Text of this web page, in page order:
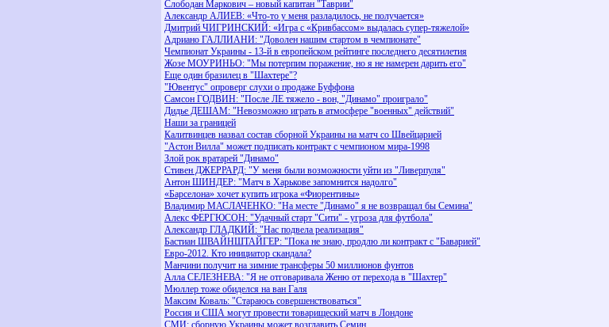
Слободан Маркович – новый капитан "Таврии"
Александр АЛИЕВ: «Что-то у меня разладилось, не получается»
Дмитрий ЧИГРИНСКИЙ: «Игра с «Кривбассом» выдалась супер-тяжелой»
Адриано ГАЛЛИАНИ: "Доволен нашим стартом в чемпионате"
Чемпионат Украины - 13-й в европейском рейтинге последнего десятилетия
Жозе МОУРИНЬО: "Мы потерпим поражение, но я не намерен дарить его"
Еще один бразилец в "Шахтере"?
"Ювентус" опроверг слухи о продаже Буффона
Самсон ГОДВИН: "После ЛЕ тяжело - вон, "Динамо" проиграло"
Дидье ДЕШАМ: "Невозможно играть в атмосфере "военных" действий"
Наши за границей
Калитвинцев назвал состав сборной Украины на матч со Швейцарией
"Астон Вилла" может подписать контракт с чемпионом мира-1998
Злой рок вратарей "Динамо"
Стивен ДЖЕРРАРД: "У меня были возможности уйти из "Ливерпуля"
Антон ШИНДЕР: "Матч в Харькове запомнится надолго"
«Барселона» хочет купить игрока «Фиорентины»
Владимир МАСЛАЧЕНКО: "На месте "Динамо" я не возвращал бы Семина"
Алекс ФЕРГЮСОН: "Удачный старт "Сити" - угроза для футбола"
Aлександр ГЛАДКИЙ: "Нас подвела реализация"
Бастиан ШВАЙНШТАЙГЕР: "Пока не знаю, продлю ли контракт с "Баварией"
Евро-2012. Кто инициатор скандала?
Манчини получит на зимние трансферы 50 миллионов фунтов
Алла СЕЛЕЗНЕВА: "Я не отговаривала Женю от перехода в "Шахтер"
Мюллер тоже обиделся на ван Галя
Максим Коваль: "Стараюсь совершенствоваться"
Россия и США могут провести товарищеский матч в Лондоне
СМИ: сборную Украины может возглавить Семин